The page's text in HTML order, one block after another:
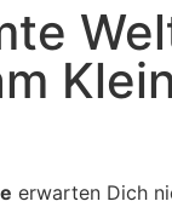
erwarten Dich